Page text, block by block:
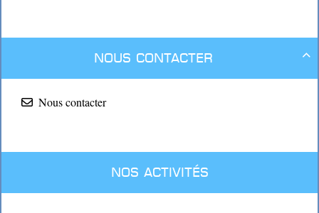

Nous contacter
Nous contacter
Nos activités